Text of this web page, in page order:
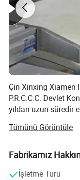
Çin Xinxing Xiamen
P.R.C.C.C. Devlet
yıldan uzun süredir
Corp.'un bir üyesi
fabrikamız değil,
eşya, isyan
Yılda 60, 000,
Tümünü Görüntüle
Fabrikamız
İşletme Türü